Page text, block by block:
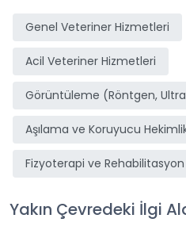
Genel Veteriner Hizmetleri
Acil Veteriner Hizmetleri
Görüntüleme (Röntgen,
Aşılama ve Koruyucu
Fizyoterapi ve Rehabilitasyon
Yakın Çevredeki İlgi